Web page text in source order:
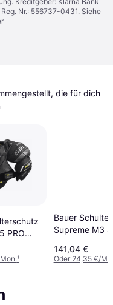
Nr.: 556737-0431. Siehe
die für dich
PRO
¹
Bauer
Supreme M3
141,04 €
Oder 24,35 €/